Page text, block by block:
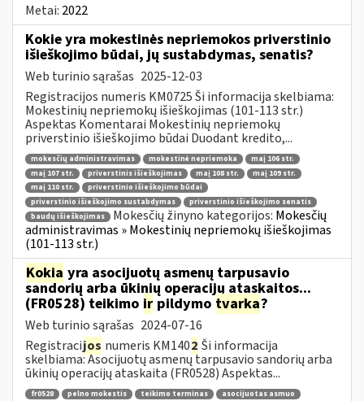
Metai: 2022
Kokie yra mokestinės nepriemokos priverstinio
išieškojimo būdai, jų sustabdymas, senatis?
Web turinio sąrašas 2025-12-03
Registracijos numeris KM0725 Ši informacija skelbiama:
Mokestinių nepriemokų išieškojimas (101-113 str.)
Aspektas Komentarai Mokestinių nepriemokų
priverstinio išieškojimo būdai Duodant kredito,...
mokesčių administravimas mokestinė nepriemoka
maį 106 str.
maį 107 str.
priverstinis išieškojimas maį 108 str.
maį 109 str.
maį 110 str.
priverstinio išieškojimo būdai
priverstinio išieškojimo sustabdymas
priverstinio išieškojimo senatis
baudų išieškojimas
Mokesčių žinyno kategorijos: Mokesčių
administravimas » Mokestinių nepriemokų išieškojimas
(101-113 str.)
Kokia yra asocijuotų asmenų tarpusavio
sandorių arba ūkinių operacijų ataskaitos...
(FR0528) teikimo ir pildymo tvarka?
Web turinio sąrašas 2024-07-16
Registracijos numeris KM1402 Ši informacija
skelbiama: Asocijuotų asmenų tarpusavio sandorių arba
ūkinių operacijų ataskaita (FR0528) Aspektas...
fr0528 pelno mokestis teikimo terminas
asocijuotas asmuo